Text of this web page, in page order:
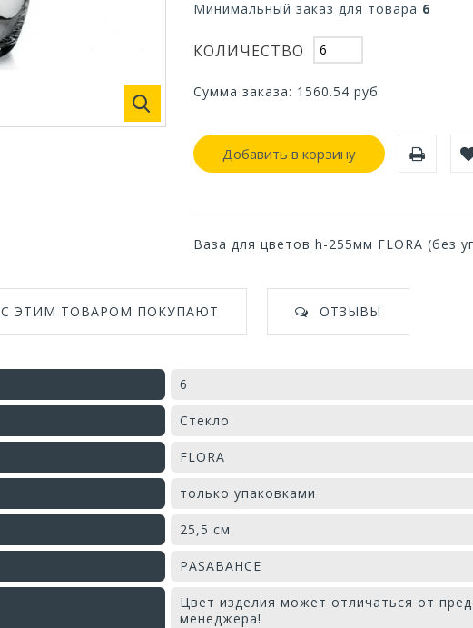
Минимальный заказ для товара 6
КОЛИЧЕСТВО
Сумма заказа: 1560.54 руб
Добавить в корзину
Ваза для цветов h-255мм FLORA (без
С ЭТИМ ТОВАРОМ ПОКУПАЮТ ОТЗЫВЫ
6
Стекло
FLORA
только упаковками
25,5 см
PASABAHCE
Цвет изделия может отличаться от
менеджера!